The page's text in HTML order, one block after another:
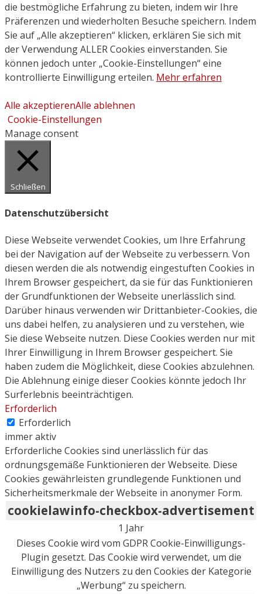
die bestmögliche Erfahrung zu bieten, indem wir Ihre
Präferenzen und wiederholten Besuche speichern. Indem
Sie auf „Alle akzeptieren“ klicken, erklären Sie sich mit
der Verwendung ALLER Cookies einverstanden. Sie
können jedoch unter „Cookie-Einstellungen“ eine
kontrollierte Einwilligung erteilen. Mehr erfahren
Alle akzeptierenAlle ablehnen
Cookie-Einstellungen
Manage consent
Schließen
Datenschutzübersicht
Diese Webseite verwendet Cookies, um Ihre Erfahrung
bei der Navigation auf der Webseite zu verbessern. Von
diesen werden die als notwendig eingestuften Cookies in
Ihrem Browser gespeichert, da sie für das Funktionieren
der Grundfunktionen der Webseite unerlässlich sind.
Darüber hinaus verwenden wir Drittanbieter-Cookies, die
uns dabei helfen, zu analysieren und zu verstehen, wie
Sie diese Webseite nutzen. Diese Cookies werden nur mit
Ihrer Einwilligung in Ihrem Browser gespeichert. Sie
haben zudem die Möglichkeit, diese Cookies abzulehnen.
Die Ablehnung einige dieser Cookies könnte jedoch Ihr
Surferlebnis beeinträchtigen.
Erforderlich
Erforderlich
immer aktiv
Erforderliche Cookies sind unerlässlich für das
ordnungsgemäße Funktionieren der Webseite. Diese
Cookies gewährleisten grundlegende Funktionen und
Sicherheitsmerkmale der Webseite in anonymer Form.
cookielawinfo-checkbox-advertisement
1 Jahr
Dieses Cookie wird vom GDPR Cookie-Einwilligungs-
Plugin gesetzt. Das Cookie wird verwendet, um die
Einwilligung des Nutzers zu den Cookies der Kategorie
„Werbung“ zu speichern.